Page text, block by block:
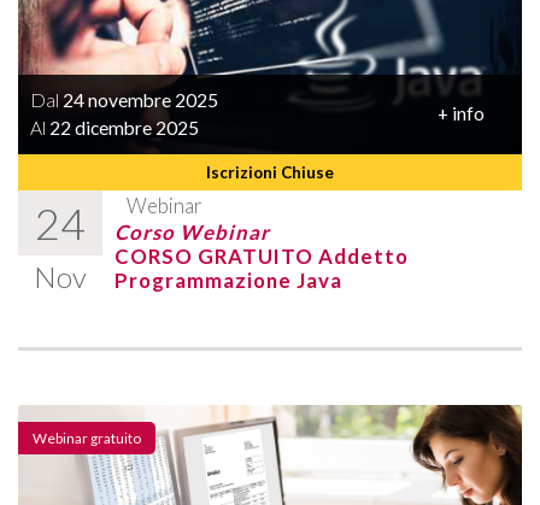
Iscrizioni Chiuse
Dal 24 novembre 2025
Al 22 dicembre 2025
+ info
24
Nov
Webinar
Corso Webinar
CORSO GRATUITO Addetto
Programmazione Java
Webinar gratuito